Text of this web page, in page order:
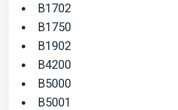
B1702
B1750
B1902
B4200
B5000
B5001